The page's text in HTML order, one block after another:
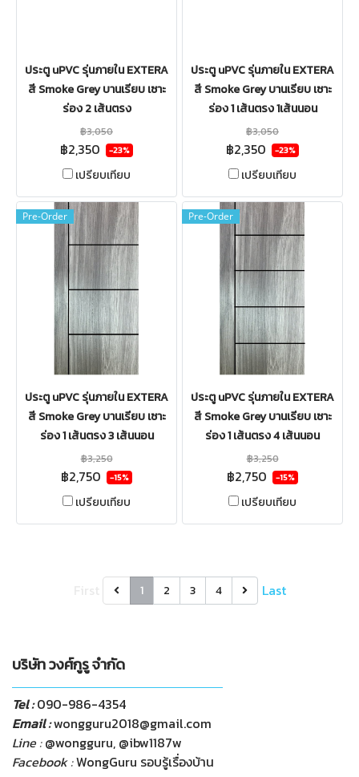
ประตู uPVC รุ่นภายใน EXTERA
สี Smoke Grey บานเรียบ เซาะ
ร่อง 2 เส้นตรง
฿3,050
฿2,350 -23%
เปรียบเทียบ
ประตู uPVC รุ่นภายใน EXTERA
สี Smoke Grey บานเรียบ เซาะ
ร่อง 1 เส้นตรง 1เส้นนอน
฿3,050
฿2,350 -23%
เปรียบเทียบ
Pre-Order
ประตู uPVC รุ่นภายใน EXTERA
สี Smoke Grey บานเรียบ เซาะ
ร่อง 1 เส้นตรง 3 เส้นนอน
฿3,250
฿2,750 -15%
เปรียบเทียบ
Pre-Order
ประตู uPVC รุ่นภายใน EXTERA
สี Smoke Grey บานเรียบ เซาะ
ร่อง 1 เส้นตรง 4 เส้นนอน
฿3,250
฿2,750 -15%
เปรียบเทียบ
1 2 3 4 Last
บริษัท วงศ์กูรู จำกัด
Tel :090-986-4354
Email :wongguru2018@gmail.com
Line :@wongguru, @ibw1187w
Facebook :WongGuru รอบรู้เรื่องบ้าน